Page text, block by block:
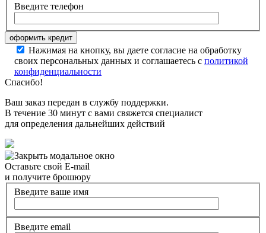
Введите телефон
Нажимая на кнопку, вы даете согласие на обработку
своих персональных данных и соглашаетесь с политикой
конфиденциальности
Спасибо!
Ваш заказ передан в службу поддержки.
В течение 30 минут с вами свяжется специалист
для определения дальнейших действий
Оставьте свой E-mail
и получите брошюру
Введите ваше имя
Введите email